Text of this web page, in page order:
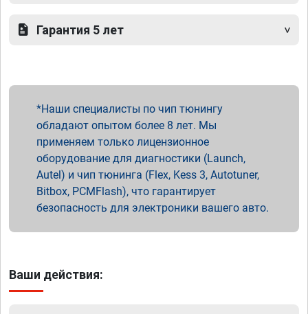
Гарантия 5 лет
Наши специалисты по чип тюнингу
обладают опытом более 8 лет. Мы
применяем только лицензионное
оборудование для диагностики (Launch,
Autel) и чип тюнинга (Flex, Kess 3, Autotuner,
Bitbox, PCMFlash), что гарантирует
безопасность для электроники вашего авто.
Ваши действия: